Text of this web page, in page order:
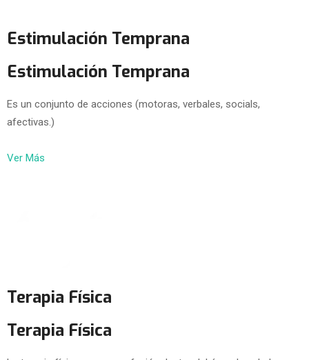
Estimulación Temprana
Estimulación Temprana
Es un conjunto de acciones (motoras, verbales, socials,
afectivas.)
Ver Más
Terapia Física
Terapia Física